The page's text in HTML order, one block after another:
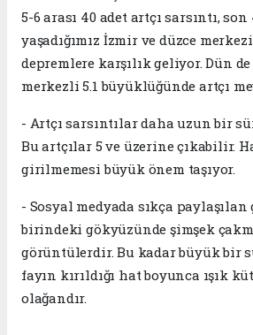
5-6 arası 40 adet artçı sarsıntı, son
yaşadığımız İzmir ve düzce
depremlere karşılık geliyor. Dün
merkezli 5.1 büyüklüğünde artçı
- Artçı sarsıntılar daha uzun bir
Bu artçılar 5 ve üzerine çıkabilir.
girilmemesi büyük önem taşıyor.
- Sosyal medyada sıkça
birindeki gökyüzünde şimşek
görüntülerdir. Bu kadar büyük bir
fayın kırıldığı hat boyunca ışık
olağandır.